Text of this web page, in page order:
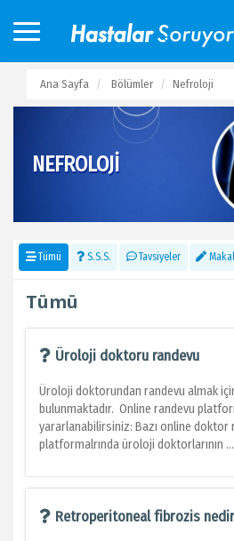
Ana Sayfa Bölümler Nefroloji
NEFROLOJI
Tümü S.S.S. Tavsiyeler
Tümü
Üroloji doktoru randevu
Üroloji doktorundan randevu almak
bulunmaktadır. Online randevu
yararlanabilirsiniz: Bazı online doktor
platformalrında üroloji doktorlarının ...
Retroperitoneal fibrozis